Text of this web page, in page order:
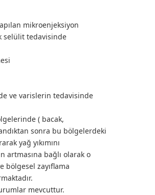
mikroenjeksiyon
selülit tedavisinde
ve varislerin tedavisinde
( bacak,
sonra bu bölgelerdeki
yağ yıkımını
artmasına bağlı olarak o
bölgesel zayıflama
mevcuttur.